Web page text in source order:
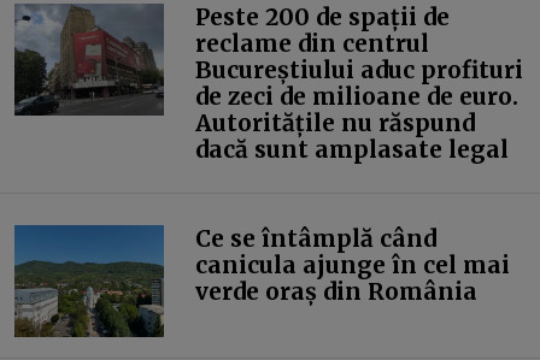
Peste 200 de spații de
reclame din centrul
Bucureștiului aduc profituri
de zeci de milioane de euro.
Autoritățile nu răspund
dacă sunt amplasate legal
Ce se întâmplă când
canicula ajunge în cel mai
verde oraș din România